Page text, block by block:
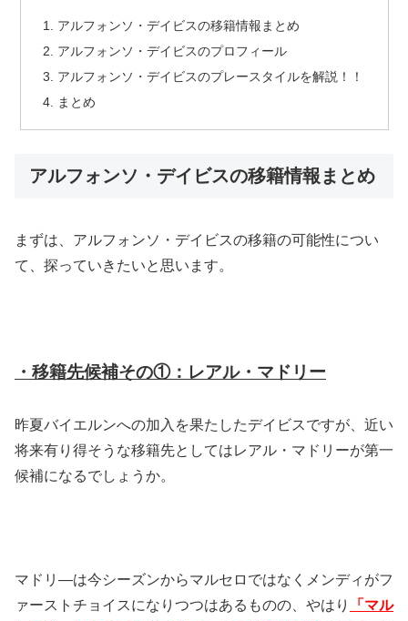
アルフォンソ・デイビスの移籍情報まとめ
アルフォンソ・デイビスのプロフィール
アルフォンソ・デイビスのプレースタイルを解説！！
まとめ
アルフォンソ・デイビスの移籍情報まとめ
まずは、アルフォンソ・デイビスの移籍の可能性につい
て、探っていきたいと思います。
・移籍先候補その①：レアル・マドリー
昨夏バイエルンへの加入を果たしたデイビスですが、近い
将来有り得そうな移籍先としてはレアル・マドリーが第一
候補になるでしょうか。
マドリ―は今シーズンからマルセロではなくメンディがフ
ァーストチョイスになりつつはあるものの、やはり
「マル